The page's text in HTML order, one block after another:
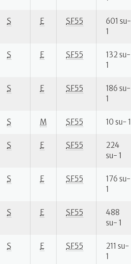
S E SF55
601 su-
1
S E SF55
132 su-
1
S E SF55
186 su-
1
S M SF55 10 su- 1
S E SF55
224
su- 1
S E SF55
176 su-
1
S E SF55
488
su- 1
S E SF55
211 su-
1